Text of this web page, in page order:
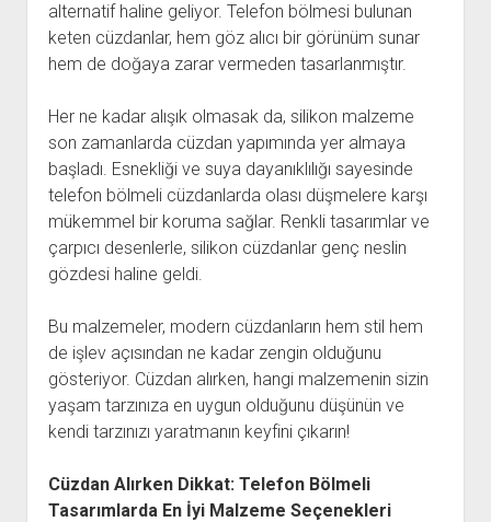
alternatif haline geliyor. Telefon bölmesi bulunan
keten cüzdanlar, hem göz alıcı bir görünüm sunar
hem de doğaya zarar vermeden tasarlanmıştır.
Her ne kadar alışık olmasak da, silikon malzeme
son zamanlarda cüzdan yapımında yer almaya
başladı. Esnekliği ve suya dayanıklılığı sayesinde
telefon bölmeli cüzdanlarda olası düşmelere karşı
mükemmel bir koruma sağlar. Renkli tasarımlar ve
çarpıcı desenlerle, silikon cüzdanlar genç neslin
gözdesi haline geldi.
Bu malzemeler, modern cüzdanların hem stil hem
de işlev açısından ne kadar zengin olduğunu
gösteriyor. Cüzdan alırken, hangi malzemenin sizin
yaşam tarzınıza en uygun olduğunu düşünün ve
kendi tarzınızı yaratmanın keyfini çıkarın!
Cüzdan Alırken Dikkat: Telefon Bölmeli
Tasarımlarda En İyi Malzeme Seçenekleri